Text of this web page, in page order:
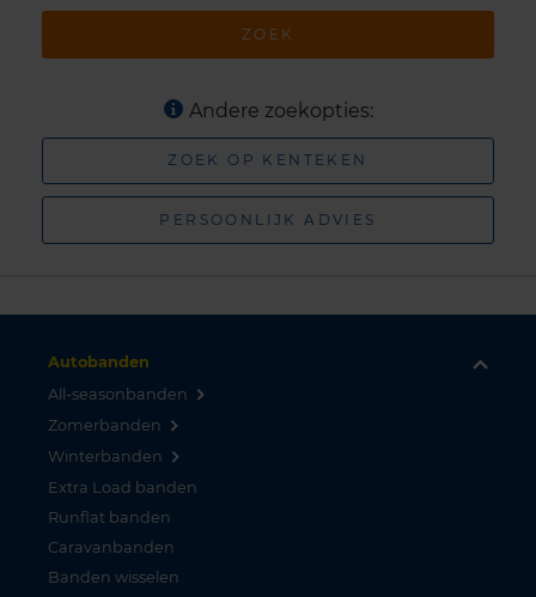
ZOEK
Andere zoekopties:
ZOEK OP KENTEKEN
PERSOONLIJK ADVIES
Autobanden
All-seasonbanden
Zomerbanden
Winterbanden
Extra Load banden
Runflat banden
Caravanbanden
Banden wisselen